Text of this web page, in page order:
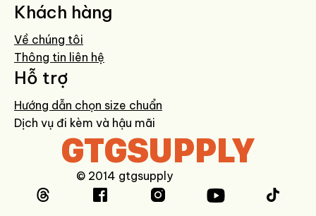
Khách hàng
Về chúng tôi
Thông tin liên hệ
Hỗ trợ
Hướng dẫn chọn size chuẩn
Dịch vụ đi kèm và hậu mãi
GTGSUPPLY
© 2014 gtgsupply